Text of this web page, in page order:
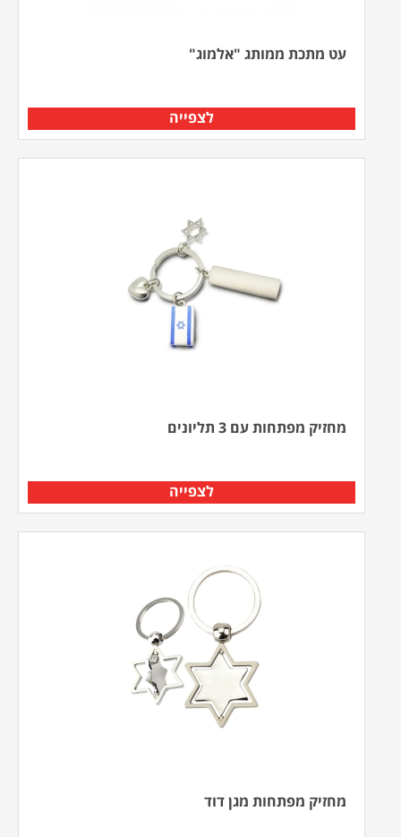
עט מתכת ממותג "אלמוג"
לצפייה
מחזיק מפתחות עם 3 תליונים
לצפייה
מחזיק מפתחות מגן דוד